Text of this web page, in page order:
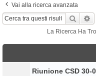
Vai alla ricerca avanzata
Cerca
La Ricerca Ha
Riunione CSD 30-